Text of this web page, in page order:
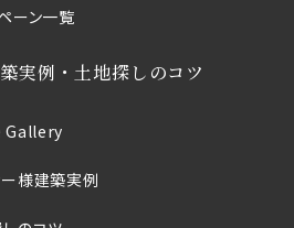
ーン一覧
実例・土地探しのコツ
Gallery
様建築実例